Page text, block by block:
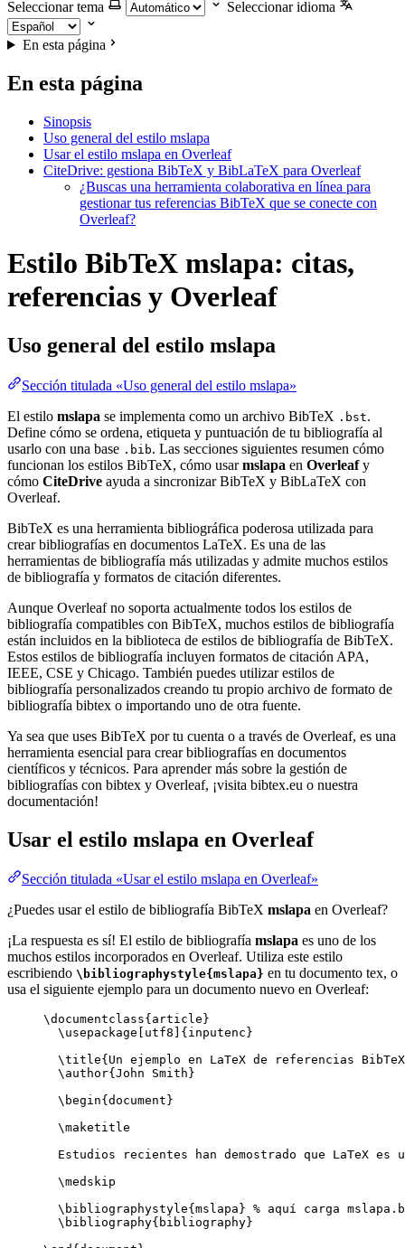
Seleccionar tema
Seleccionar idioma
En esta página
En esta página
Sinopsis
Uso general del estilo mslapa
Usar el estilo mslapa en Overleaf
CiteDrive: gestiona BibTeX y BibLaTeX para Overleaf
¿Buscas una herramienta colaborativa en línea para
gestionar tus referencias BibTeX que se conecte con
Overleaf?
Estilo BibTeX mslapa: citas,
referencias y Overleaf
Uso general del estilo mslapa
Sección titulada «Uso general del estilo mslapa»
El estilo mslapa se implementa como un archivo BibTeX .bst.
Define cómo se ordena, etiqueta y puntuación de tu bibliografía al
usarlo con una base .bib. Las secciones siguientes resumen cómo
funcionan los estilos BibTeX, cómo usarmslapa en Overleafy
cómo CiteDrive ayuda a sincronizar BibTeX y BibLaTeX con
Overleaf.
BibTeX es una herramienta bibliográfica poderosa utilizada para
crear bibliografías en documentos LaTeX. Es una de las
herramientas de bibliografía más utilizadas y admite muchos estilos
de bibliografía y formatos de citación diferentes.
Aunque Overleaf no soporta actualmente todos los estilos de
bibliografía compatibles con BibTeX, muchos estilos de bibliografía
están incluidos en la biblioteca de estilos de bibliografía de BibTeX.
Estos estilos de bibliografía incluyen formatos de citación APA,
IEEE, CSE y Chicago. También puedes utilizar estilos de
bibliografía personalizados creando tu propio archivo de formato de
bibliografía bibtex o importando uno de otra fuente.
Ya sea que uses BibTeX por tu cuenta o a través de Overleaf, es una
herramienta esencial para crear bibliografías en documentos
científicos y técnicos. Para aprender más sobre la gestión de
bibliografías con bibtex y Overleaf, ¡visita bibtex.eu o nuestra
documentación!
Usar el estilo mslapa en Overleaf
Sección titulada «Usar el estilo mslapa en Overleaf»
¿Puedes usar el estilo de bibliografía BibTeX mslapa en Overleaf?
¡La respuesta es sí! El estilo de bibliografía mslapa es uno de los
muchos estilos incorporados en Overleaf. Utiliza este estilo
escribiendo \bibliographystyle{mslapa} en tu documento tex, o
usa el siguiente ejemplo para un documento nuevo en Overleaf:
\documentclass{ article }
\usepackage
utf8 ]{ inputenc }
\title{Un ejemplo en LaTeX de referencias
\author{John Smith}
\begin{ document }
\maketitle
Estudios recientes han demostrado que LaTeX
\medskip
\bibliographystyle{mslapa} % aquí carga
\bibliography{bibliography}